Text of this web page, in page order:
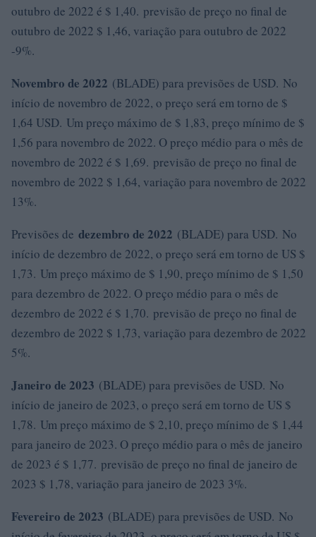
outubro de 2022 é $ 1,40. previsão de preço no final de
outubro de 2022 $ 1,46, variação para outubro de 2022
-9%.
Novembro de 2022 (BLADE) para previsões de USD. No
início de novembro de 2022, o preço será em torno de $
1,64 USD. Um preço máximo de $ 1,83, preço mínimo de $
1,56 para novembro de 2022. O preço médio para o mês de
novembro de 2022 é $ 1,69. previsão de preço no final de
novembro de 2022 $ 1,64, variação para novembro de 2022
13%.
Previsões de dezembro de 2022 (BLADE) para USD. No
início de dezembro de 2022, o preço será em torno de US $
1,73. Um preço máximo de $ 1,90, preço mínimo de $ 1,50
para dezembro de 2022. O preço médio para o mês de
dezembro de 2022 é $ 1,70. previsão de preço no final de
dezembro de 2022 $ 1,73, variação para dezembro de 2022
5%.
Janeiro de 2023 (BLADE) para previsões de USD. No
início de janeiro de 2023, o preço será em torno de US $
1,78. Um preço máximo de $ 2,10, preço mínimo de $ 1,44
para janeiro de 2023. O preço médio para o mês de janeiro
de 2023 é $ 1,77. previsão de preço no final de janeiro de
2023 $ 1,78, variação para janeiro de 2023 3%.
Fevereiro de 2023 (BLADE) para previsões de USD. No